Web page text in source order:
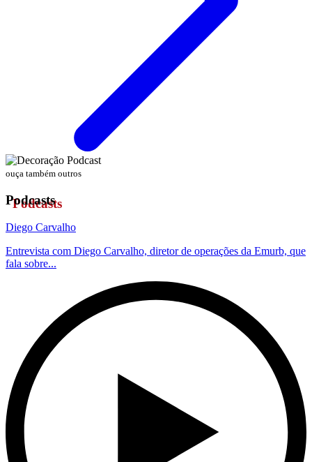
ouça também outros
Podcasts
Diego Carvalho
Entrevista com Diego Carvalho, diretor de operações da Emurb, que
fala sobre...